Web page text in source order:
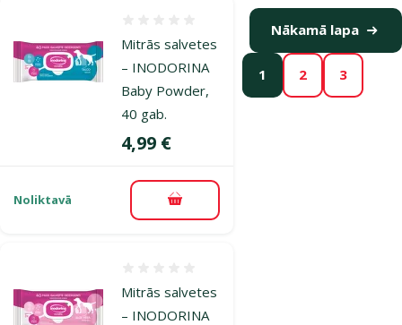
Mitrās salvetes
– INODORINA
Baby Powder,
40 gab.
Cena
4,99 €
Noliktavā Pievienot grozam
Mitrās salvetes
– INODORINA
1 2 3
Nākamā lapa